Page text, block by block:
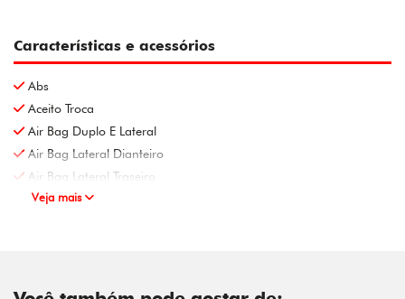
Características e acessórios
Abs
Aceito Troca
Air Bag Duplo E Lateral
Air Bag Lateral Dianteiro
Air Bag Lateral Traseiro
Veja mais